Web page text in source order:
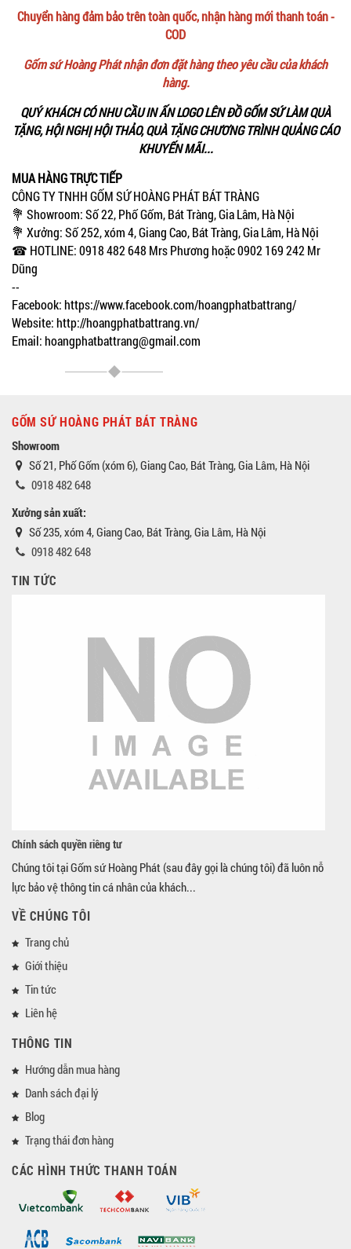
Chuyển hàng đảm bảo trên toàn quốc, nhận hàng mới thanh toán -
COD
Gốm sứ Hoàng Phát nhận đơn đặt hàng theo yêu cầu của khách
hàng.
QUÝ KHÁCH CÓ NHU CẦU IN ẤN LOGO LÊN ĐỒ GỐM SỨ LÀM QUÀ
TẶNG, HỘI NGHỊ HỘI THẢO, QUÀ TẶNG CHƯƠNG TRÌNH QUẢNG CÁO
KHUYẾN MÃI...
MUA HÀNG TRỰC TIẾP
CÔNG TY TNHH GỐM SỨ HOÀNG PHÁT BÁT TRÀNG
💐 Showroom: Số 22, Phố Gốm, Bát Tràng, Gia Lâm, Hà Nội
💐 Xưởng: Số 252, xóm 4, Giang Cao, Bát Tràng, Gia Lâm, Hà Nội
☎ HOTLINE: 0918 482 648 Mrs Phương hoặc 0902 169 242 Mr
Dũng
--
Facebook: https://www.facebook.com/hoangphatbattrang/
Website: http://hoangphatbattrang.vn/
Email: hoangphatbattrang@gmail.com
GỐM SỨ HOÀNG PHÁT BÁT TRÀNG
Showroom
Số 21, Phố Gốm (xóm 6), Giang Cao, Bát Tràng, Gia Lâm, Hà Nội
0918 482 648
Xưởng sản xuất:
Số 235, xóm 4, Giang Cao, Bát Tràng, Gia Lâm, Hà Nội
0918 482 648
TIN TỨC
Chính sách quyền riêng tư
Chúng tôi tại Gốm sứ Hoàng Phát (sau đây gọi là chúng tôi) đã luôn nỗ
lực bảo vệ thông tin cá nhân của khách...
VỀ CHÚNG TÔI
Trang chủ
Giới thiệu
Tin tức
Liên hệ
THÔNG TIN
Hướng dẫn mua hàng
Danh sách đại lý
Blog
Trạng thái đơn hàng
CÁC HÌNH THỨC THANH TOÁN